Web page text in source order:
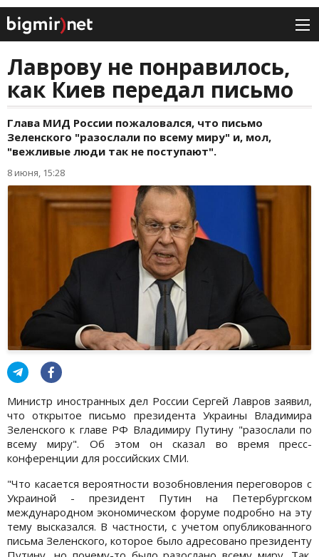
Лаврову не понравилось,
как Киев передал письмо
Глава МИД России пожаловался, что письмо
Зеленского "разослали по всему миру" и, мол,
"вежливые люди так не поступают".
8 июня, 15:28
Министр иностранных дел России Сергей Лавров заявил,
что открытое письмо президента Украины Владимира
Зеленского к главе РФ Владимиру Путину "разослали по
всему миру". Об этом он сказал во время пресс-
конференции для российских СМИ.
"Что касается вероятности возобновления переговоров с
Украиной - президент Путин на Петербургском
международном экономическом форуме подробно на эту
тему высказался. В частности, с учетом опубликованного
письма Зеленского, которое было адресовано президенту